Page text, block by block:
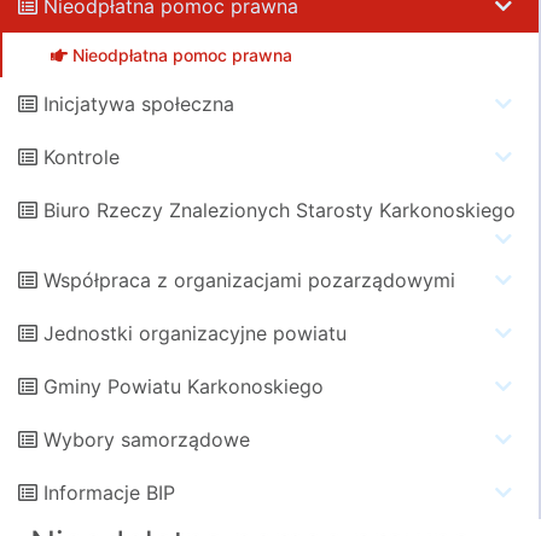
Nieodpłatna pomoc prawna
Nieodpłatna pomoc prawna
Inicjatywa społeczna
Kontrole
Biuro Rzeczy Znalezionych Starosty Karkonoskiego
Współpraca z organizacjami pozarządowymi
Jednostki organizacyjne powiatu
Gminy Powiatu Karkonoskiego
Wybory samorządowe
Informacje BIP